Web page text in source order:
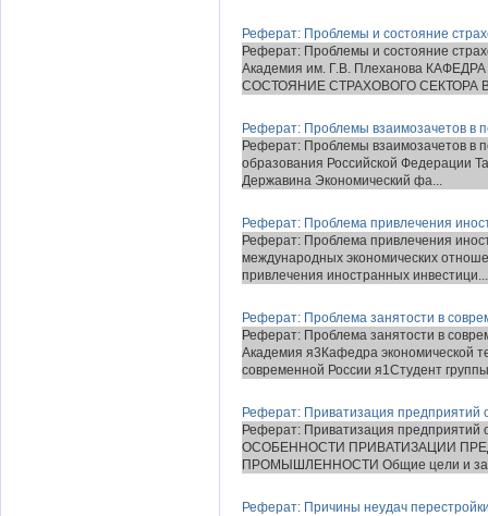
Реферат: Проблемы и состояние
Реферат: Проблемы и состояние
Академия им. Г.В. Плеханова
СОСТОЯНИЕ СТРАХОВОГО СЕКТОРА
Реферат: Проблемы взаимозачетов в
Реферат: Проблемы взаимозачетов в
образования Российской Федерации
Державина Экономический фа...
Реферат: Проблема привлечения
Реферат: Проблема привлечения
международных экономических
привлечения иностранных инвестици...
Реферат: Проблема занятости в
Реферат: Проблема занятости в
Академия я3Кафедра экономической
современной России я1Студент
Реферат: Приватизация
Реферат: Приватизация
ОСОБЕННОСТИ ПРИВАТИЗАЦИИ
ПРОМЫШЛЕННОСТИ Общие цели и
Реферат: Причины неудач